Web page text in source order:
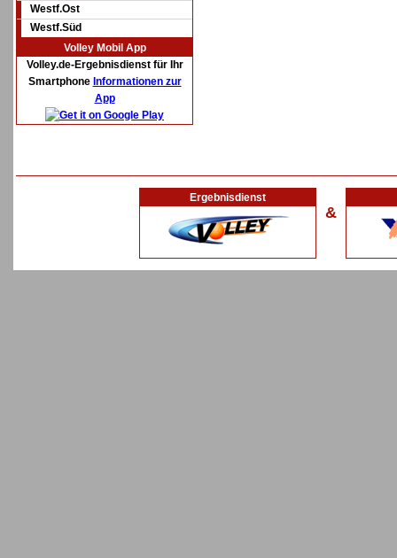
Westf.Ost
Westf.Süd
Volley Mobil App
Volley.de-Ergebnisdienst für Ihr
Smartphone Informationen zur
App
Ergebnisdienst
&